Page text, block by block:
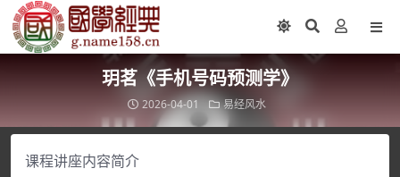
玥茗《手机号码预测学》
2026-04-01 易经风水
课程讲座内容简介